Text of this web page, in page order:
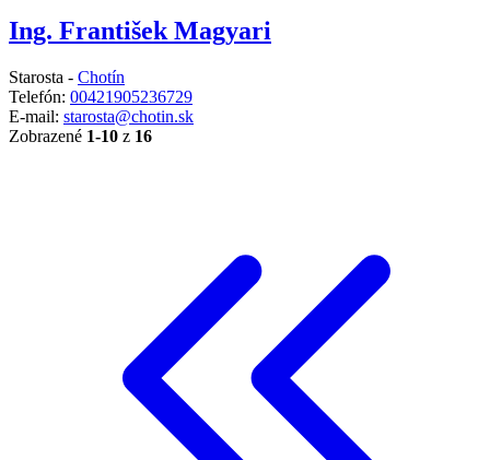
Ing. František Magyari
Starosta - Chotín
Telefón: 00421905236729
E-mail: starosta@chotin.sk
Zobrazené 1-10 z 16